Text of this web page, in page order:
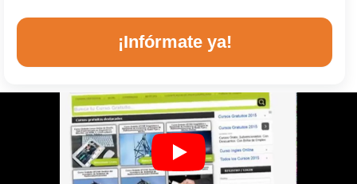
¡Infórmate ya!